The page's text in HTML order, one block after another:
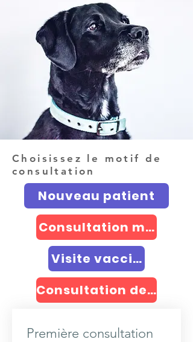
Choisissez le motif de
consultation
Nouveau patient
Consultation maladie
Visite vaccinale
Consultation de
Première consultation